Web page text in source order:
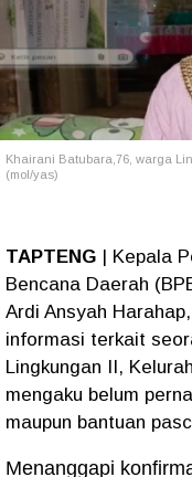
Khairani Batubara,76, warga
(mol/yas)
TAPTENG | Kepala
Bencana Daerah
Ardi Ansyah
informasi terkait
Lingkungan II,
mengaku belum
maupun bantuan
Menanggapi